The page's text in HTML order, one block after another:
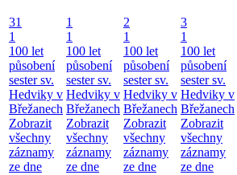
31
1
100 let
působení
sester sv.
Hedviky v
Břežanech
Zobrazit
všechny
záznamy
ze dne
1
1
100 let
působení
sester sv.
Hedviky v
Břežanech
Zobrazit
všechny
záznamy
ze dne
2
1
100 let
působení
sester sv.
Hedviky v
Břežanech
Zobrazit
všechny
záznamy
ze dne
3
1
100 let
působení
sester sv.
Hedviky v
Břežanech
Zobrazit
všechny
záznamy
ze dne